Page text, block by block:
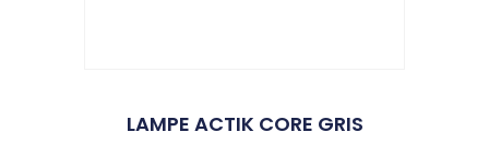
LAMPE ACTIK CORE GRIS